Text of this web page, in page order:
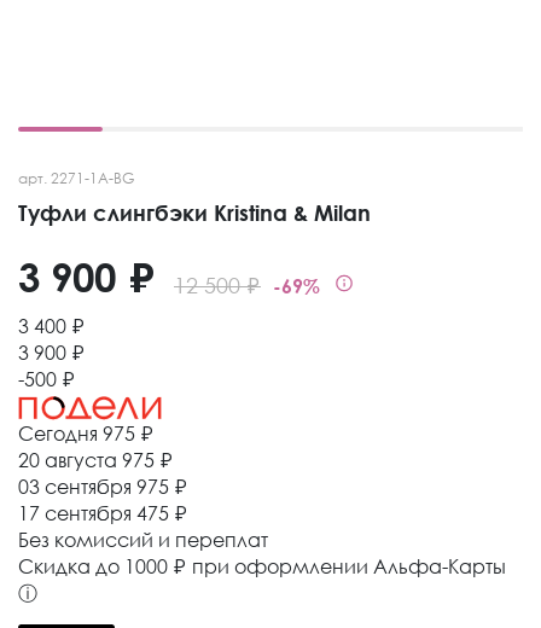
арт. 2271-1A-BG
Туфли слингбэки Kristina & Milan
12 500 ₽ -69%
3 900 ₽
3 400 ₽
3 900 ₽
-500 ₽
Сегодня 975 ₽
20 августа 975 ₽
03 сентября 975 ₽
17 сентября 475 ₽
Без комиссий и переплат
Cкидка до 1000 ₽ при оформлении Альфа-Карты
ⓘ